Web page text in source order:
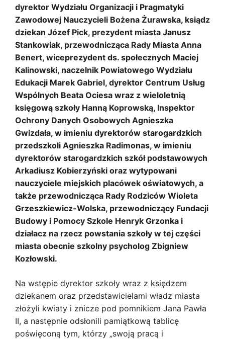
dyrektor Wydziału Organizacji i Pragmatyki
Zawodowej Nauczycieli Bożena Żurawska, ksiądz
dziekan Józef Pick, prezydent miasta Janusz
Stankowiak, przewodnicząca Rady Miasta Anna
Benert, wiceprezydent ds. społecznych Maciej
Kalinowski, naczelnik Powiatowego Wydziału
Edukacji Marek Gabriel, dyrektor Centrum Usług
Wspólnych Beata Ociesa wraz z wieloletnią
księgową szkoły Hanną Koprowską, Inspektor
Ochrony Danych Osobowych Agnieszka
Gwizdała, w imieniu dyrektorów starogardzkich
przedszkoli Agnieszka Radimonas, w imieniu
dyrektorów starogardzkich szkół podstawowych
Arkadiusz Kobierzyński oraz wytypowani
nauczyciele miejskich placówek oświatowych, a
także przewodnicząca Rady Rodziców Wioleta
Grzeszkiewicz-Wolska, przewodniczący Fundacji
Budowy i Pomocy Szkole Henryk Grzonka i
działacz na rzecz powstania szkoły w tej części
miasta obecnie szkolny psycholog Zbigniew
Kozłowski.
Na wstępie dyrektor szkoły wraz z księdzem
dziekanem oraz przedstawicielami władz miasta
złożyli kwiaty i znicze pod pomnikiem Jana Pawła
II, a następnie odsłonili pamiątkową tablicę
poświęconą tym, którzy „swoją pracą i